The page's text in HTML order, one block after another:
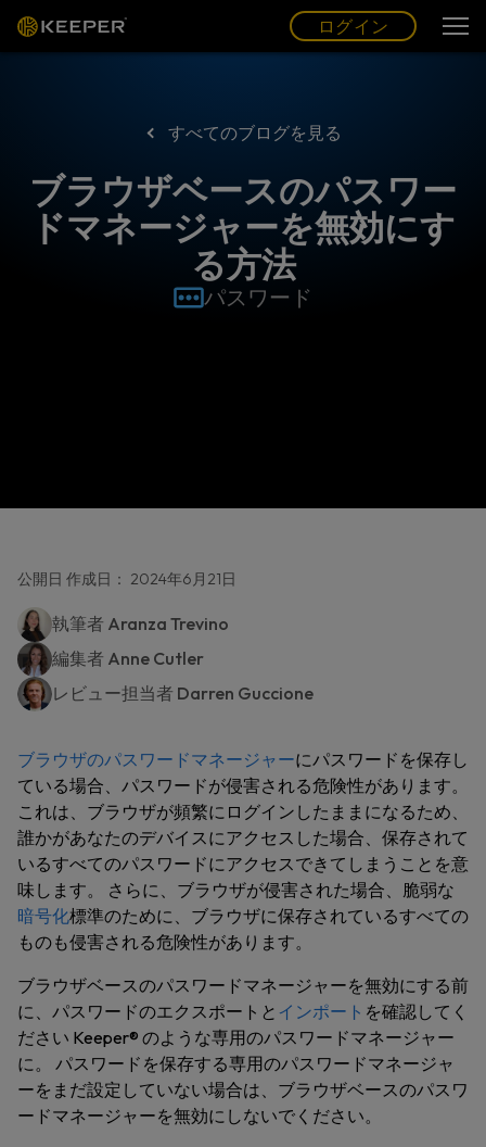
グ (JP)
ログイン
すべてのブログを見る
ブラウザベースのパスワー
ドマネージャーを無効にす
る方法
パスワード
公開日 作成日： 2024年6月21日
執筆者 Aranza Trevino
編集者 Anne Cutler
レビュー担当者 Darren Guccione
ブラウザのパスワードマネージャーにパスワードを保存し
ている場合、パスワードが侵害される危険性があります。
これは、ブラウザが頻繁にログインしたままになるため、
誰かがあなたのデバイスにアクセスした場合、保存されて
いるすべてのパスワードにアクセスできてしまうことを意
味します。 さらに、ブラウザが侵害された場合、脆弱な
暗号化標準のために、ブラウザに保存されているすべての
ものも侵害される危険性があります。
ブラウザベースのパスワードマネージャーを無効にする前
に、パスワードのエクスポートと インポート を確認してく
ださい Keeper® のような専用のパスワードマネージャー
に。 パスワードを保存する専用のパスワードマネージャ
ーをまだ設定していない場合は、ブラウザベースのパスワ
ードマネージャーを無効にしないでください。